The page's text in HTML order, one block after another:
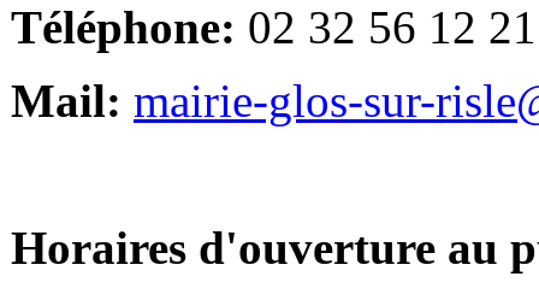
Téléphone: 02 32 56 12 21
Mail: mairie-glos-sur-
Horaires d'ouverture au